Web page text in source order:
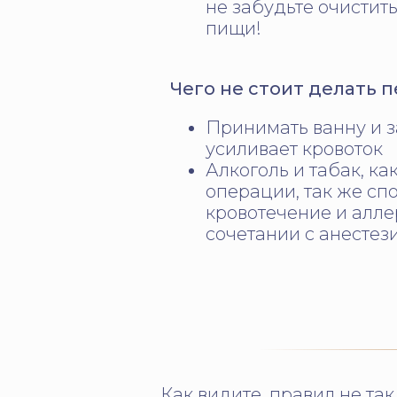
не забудьте
пищи!
Чего не стоит делать
Принимать ванну и
усиливает кровоток
Алкоголь и табак,
операции, так же
кровотечение и
сочетании с